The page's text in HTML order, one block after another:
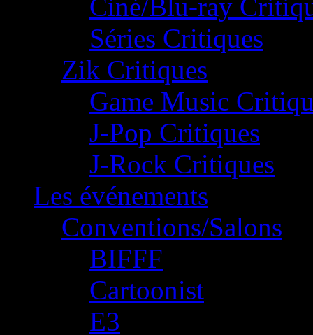
Ciné/Blu-ray
Séries Critiques
Zik Critiques
Game Music
J-Pop Critiques
J-Rock Critiques
Les événements
Conventions/Salons
BIFFF
Cartoonist
E3